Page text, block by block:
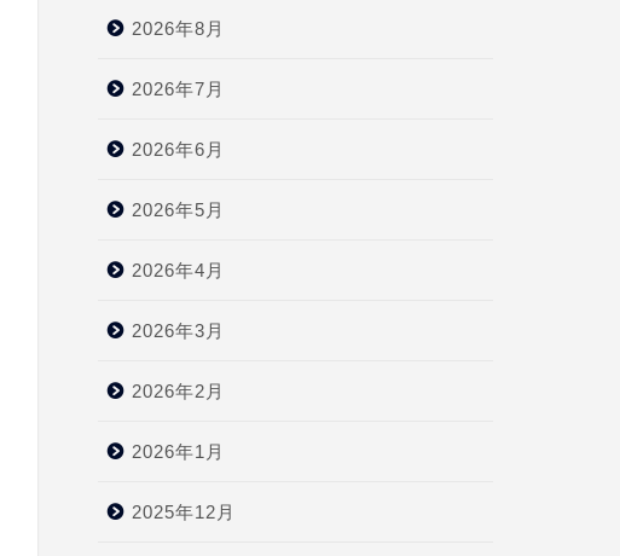
2026年8月
2026年7月
2026年6月
2026年5月
2026年4月
2026年3月
2026年2月
2026年1月
2025年12月